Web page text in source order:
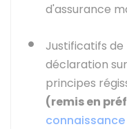
d'assurance
Justificatifs
déclaration
principes
(remis en